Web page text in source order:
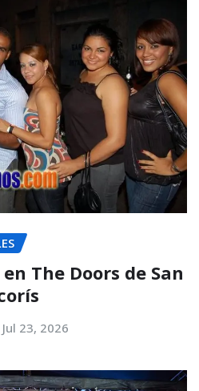
The Doors de San
Jul 23, 2026